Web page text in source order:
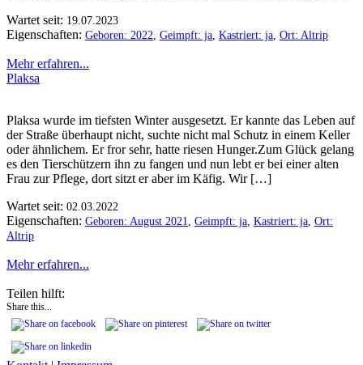
Wartet seit: 19.07.2023
Eigenschaften: Geboren: 2022 Geimpft: ja Kastriert: ja Ort: Altrip
Mehr erfahren...
Plaksa
Plaksa wurde im tiefsten Winter ausgesetzt. Er kannte das Leben auf
der Straße überhaupt nicht, suchte nicht mal Schutz in einem Keller
oder ähnlichem. Er fror sehr, hatte riesen Hunger.Zum Glück gelang
es den Tierschützern ihn zu fangen und nun lebt er bei einer alten
Frau zur Pflege, dort sitzt er aber im Käfig. Wir […]
Wartet seit: 02.03.2022
Eigenschaften: Geboren: August 2021 Geimpft: ja Kastriert: ja Ort:
Altrip
Mehr erfahren...
Teilen hilft:
Share this...